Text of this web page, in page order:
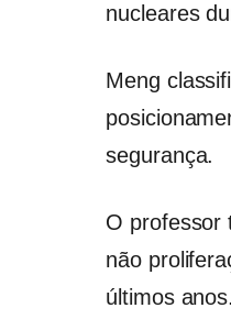
nucleares
Meng
segurança.
O professor
não
últimos anos.